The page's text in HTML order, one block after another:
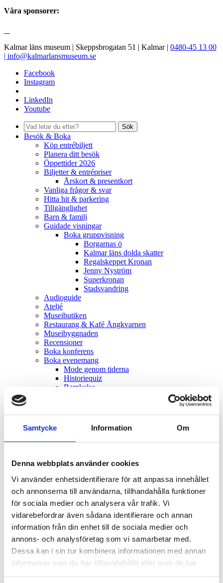
Samtycke Information Om
Denna webbplats använder cookies
Vi använder enhetsidentifierare för att anpassa innehållet
och annonserna till användarna, tillhandahålla funktioner
för sociala medier och analysera vår trafik. Vi
vidarebefordrar även sådana identifierare och annan
information från din enhet till de sociala medier och
annons- och analysföretag som vi samarbetar med.
Dessa kan i sin tur kombinera informationen med annan
information som du har tillhandahållit eller som de har
Våra sponsorer:
Kalmar läns museum | Skeppsbrogatan 51 | Kalmar | 0480-45 13 00
| info@kalmarlansmuseum.se
Facebook
Instagram
LinkedIn
Youtube
Sök
Besök & Boka
Köp entrébiljett
Planera ditt besök
Öppettider 2026
Biljetter & entrépriser
Årskort & presentkort
Vanliga frågor & svar
Hitta hit & parkering
Tillgänglighet
Barn & familj
Guidade visningar
Boka gruppvisning
Borgarnas ö
Kalmar läns dolda skatter
Regalskeppet Kronan
Jenny Nyström
Superkronan
Stadsvandring
Audioguide
Ateljé
Museibutiken
Restaurang & Kafé Ångkvarnen
Museibyggnaden
Recensioner
Boka konferens
Boka evenemang
Mode genom tiderna
Historiequiz
Barnkalas
Evenemangskalender
Utställningar
Ägd? – Normer, ideal och kampen för jämställdhet
Regalskeppet Kronan
Superkronan
Jenny Nyström
Rugstorparn
Borgarnas ö
Bakom kulisserna
Regalskeppet Kronan
Historik
Marinarkeologi
Fynden
Teknisk data
Forskning
KLM Play
Digitala upplevelser